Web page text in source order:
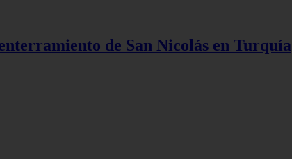
de San Nicolás en Turquía